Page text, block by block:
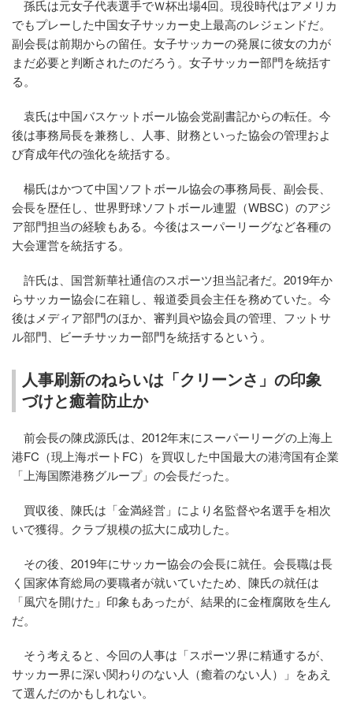
孫氏は元女子代表選手でＷ杯出場4回。現役時代はアメリカ
でもプレーした中国女子サッカー史上最高のレジェンドだ。
副会長は前期からの留任。女子サッカーの発展に彼女の力が
まだ必要と判断されたのだろう。女子サッカー部門を統括す
る。
袁氏は中国バスケットボール協会党副書記からの転任。今
後は事務局長を兼務し、人事、財務といった協会の管理およ
び育成年代の強化を統括する。
楊氏はかつて中国ソフトボール協会の事務局長、副会長、
会長を歴任し、世界野球ソフトボール連盟（WBSC）のアジ
ア部門担当の経験もある。今後はスーパーリーグなど各種の
大会運営を統括する。
許氏は、国営新華社通信のスポーツ担当記者だ。2019年か
らサッカー協会に在籍し、報道委員会主任を務めていた。今
後はメディア部門のほか、審判員や協会員の管理、フットサ
ル部門、ビーチサッカー部門を統括するという。
人事刷新のねらいは「クリーンさ」の印象
づけと癒着防止か
前会長の陳戌源氏は、2012年末にスーパーリーグの上海上
港FC（現上海ポートFC）を買収した中国最大の港湾国有企業
「上海国際港務グループ」の会長だった。
買収後、陳氏は「金満経営」により名監督や名選手を相次
いで獲得。クラブ規模の拡大に成功した。
その後、2019年にサッカー協会の会長に就任。会長職は長
く国家体育総局の要職者が就いていたため、陳氏の就任は
「風穴を開けた」印象もあったが、結果的に金権腐敗を生ん
だ。
そう考えると、今回の人事は「スポーツ界に精通するが、
サッカー界に深い関わりのない人（癒着のない人）」をあえ
て選んだのかもしれない。